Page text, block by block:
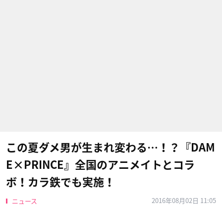
この夏ダメ男が生まれ変わる…！？『DAM
E×PRINCE』全国のアニメイトとコラ
ボ！カラ鉄でも実施！
ニュース
2016年08月02日 11:05